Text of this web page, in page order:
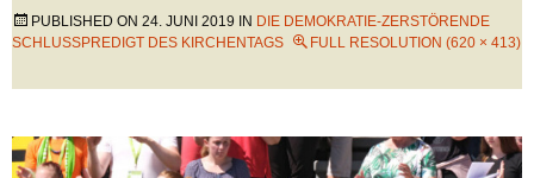
PUBLISHED ON 24. JUNI 2019 IN DIE DEMOKRATIE-ZERSTÖRENDE
SCHLUSSPREDIGT DES KIRCHENTAGS
FULL RESOLUTION (620 × 413)